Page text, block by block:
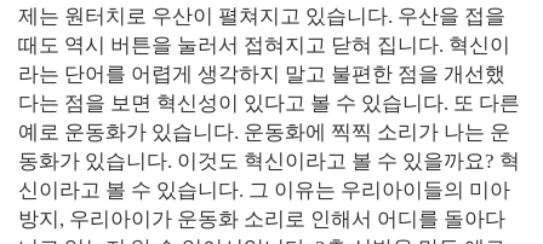
제는 원터치로 우산이 펼쳐지고 있습니다. 우산을 접을
때도 역시 버튼을 눌러서 접혀지고 닫혀 집니다. 혁신이
라는 단어를 어렵게 생각하지 말고 불편한 점을 개선했
다는 점을 보면 혁신성이 있다고 볼 수 있습니다. 또 다른
예로 운동화가 있습니다. 운동화에 찍찍 소리가 나는 운
동화가 있습니다. 이것도 혁신이라고 볼 수 있을까요? 혁
신이라고 볼 수 있습니다. 그 이유는 우리아이들의 미아
방지 , 우리아이가 운동화 소리로 인해서 어디를 돌아다